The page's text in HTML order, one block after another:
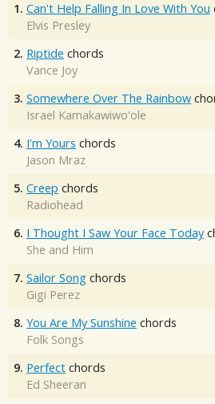
1. Can't Help Falling In Love With You
Elvis Presley
2. Riptide chords
Vance Joy
3. Somewhere Over The Rainbow
Israel Kamakawiwo'ole
4. I'm Yours chords
Jason Mraz
5. Creep chords
Radiohead
6. I Thought I Saw Your Face Today
She and Him
7. Sailor Song chords
Gigi Perez
8. You Are My Sunshine chords
Folk Songs
9. Perfect chords
Ed Sheeran